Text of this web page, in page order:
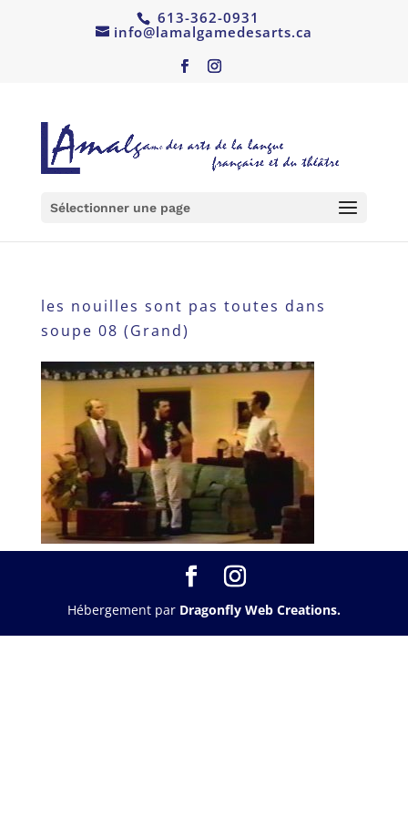
613-362-0931
info@lamalgamedesarts.ca
Sélectionner une page
les nouilles sont pas toutes dans
soupe 08 (Grand)
Hébergement par Dragonfly Web Creations.